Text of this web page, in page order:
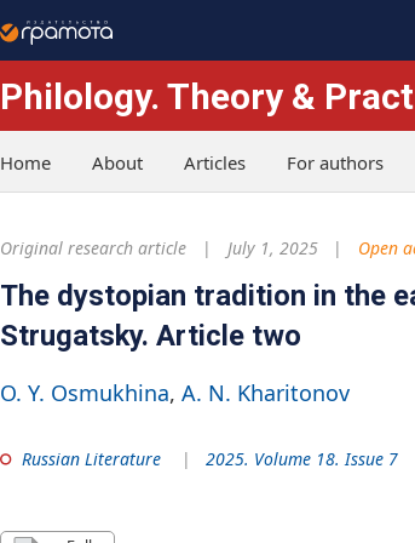
Philology. Theory &
Home About Articles For authors
Original research article July 1, 2025 Open
The dystopian tradition in the
Strugatsky. Article two
O. Y. Osmukhina A. N. Kharitonov
Russian Literature 2025. Volume 18. Issue 7